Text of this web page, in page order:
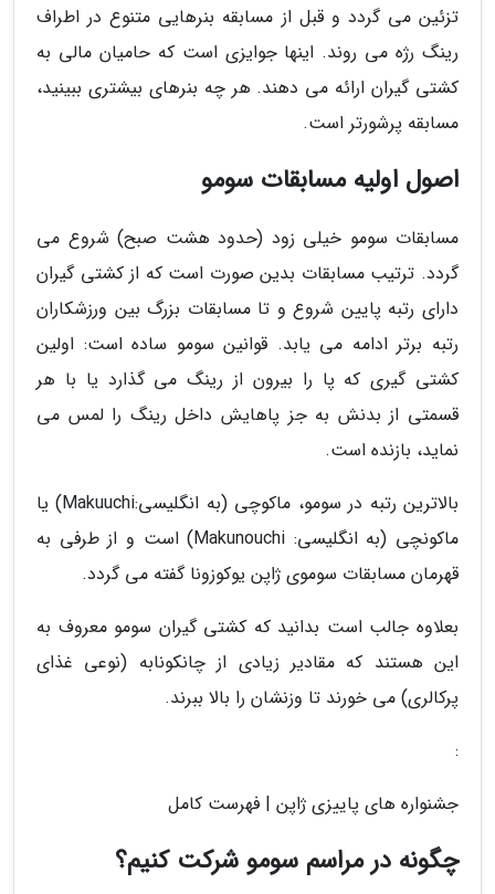
تزئین می گردد و قبل از مسابقه بنرهایی متنوع در اطراف
رینگ رژه می روند. اینها جوایزی است که حامیان مالی به
کشتی گیران ارائه می دهند. هر چه بنرهای بیشتری ببینید،
مسابقه پرشورتر است.
اصول اولیه مسابقات سومو
مسابقات سومو خیلی زود (حدود هشت صبح) شروع می
گردد. ترتیب مسابقات بدین صورت است که از کشتی گیران
دارای رتبه پایین شروع و تا مسابقات بزرگ بین ورزشکاران
رتبه برتر ادامه می یابد. قوانین سومو ساده است: اولین
کشتی گیری که پا را بیرون از رینگ می گذارد یا با هر
قسمتی از بدنش به جز پاهایش داخل رینگ را لمس می
نماید، بازنده است.
بالاترین رتبه در سومو، ماکوچی (به انگلیسی:Makuuchi) یا
ماکونچی (به انگلیسی: Makunouchi) است و از طرفی به
قهرمان مسابقات سوموی ژاپن یوکوزونا گفته می گردد.
بعلاوه جالب است بدانید که کشتی گیران سومو معروف به
این هستند که مقادیر زیادی از چانکونابه (نوعی غذای
پرکالری) می خورند تا وزنشان را بالا ببرند.
:
جشنواره های پاییزی ژاپن | فهرست کامل
چگونه در مراسم سومو شرکت کنیم؟